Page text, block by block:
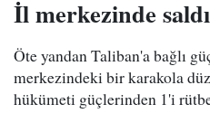
İl merkezinde
Öte yandan Taliban'a bağlı
merkezindeki bir karakola
hükümeti güçlerinden 1'i